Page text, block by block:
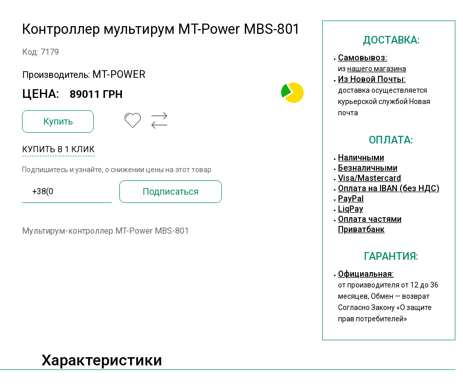
Контроллер мультирум MT-Power MBS-801
Код: 7179
Производитель: MT-POWER
ЦЕНА: 89011 ГРН
Купить
КУПИТЬ В 1 КЛИК
Подпишитесь и узнайте, о снижении цены на этот товар
Мультирум-контроллер MT-Power MBS-801
ДОСТАВКА:
Cамовывоз:
из нашего магазина
Из Новой Почты:
доставка осуществляется
курьерской службой Новая
почта
ОПЛАТА:
Наличными
Безналичными
Visa/Mastercard
Оплата на IBAN (без НДС)
PayPal
LiqPay
Оплата частями
Приватбанк
ГАРАНТИЯ:
Официальная:
от производителя от 12 до 36
месяцев, Обмен — возврат
Согласно Закону«О защите
прав потребителей»
Характеристики